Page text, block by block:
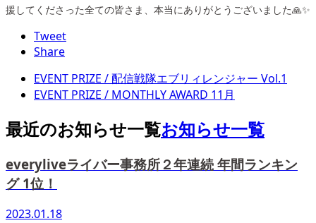
援してくださった全ての皆さま、本当にありがとうございました🙏✨
Tweet
Share
EVENT PRIZE / 配信戦隊エブリィレンジャー Vol.1
EVENT PRIZE / MONTHLY AWARD 11月
最近のお知らせ一覧お知らせ一覧
everyliveライバー事務所２年連続 年間ランキン
グ 1位！
2023.01.18